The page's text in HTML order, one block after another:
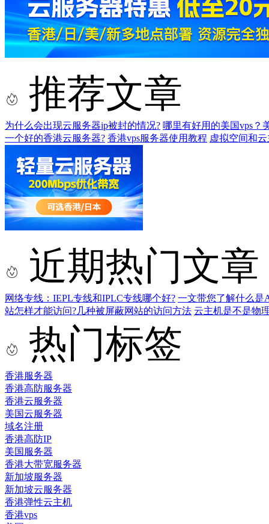
推荐文章
为什么会出现云服务器ip被封的情况? 哪里有好用的美国vps？
一个好的香港云服务器? 香港vps服务器使用教程 虚拟空间和
近期热门文章
网络专线：IEPL专线和IPLC专线哪个好? 一文带您了解什么是
站怎样才能访问?几种被屏蔽网站的访问方法 云主机是不是物
热门标签
香港服务器
香港高防服务器
香港云服务器
美国云服务器
域名注册
香港高防IP
美国服务器
香港大带宽服务器
新加坡服务器
新加坡云服务器
香港弹性云主机
香港vps